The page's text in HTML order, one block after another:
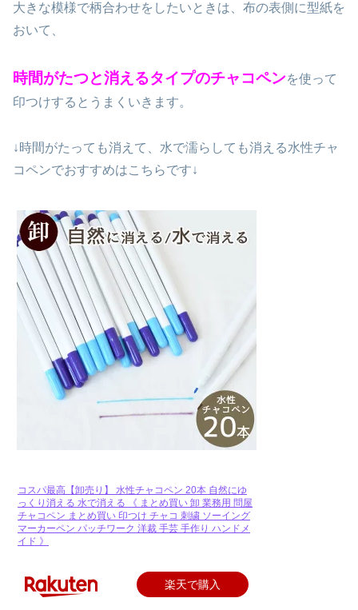
大きな模様で柄合わせをしたいときは、布の表側に型紙を
おいて、
時間がたつと消えるタイプのチャコペンを使って
印つけするとうまくいきます。
↓時間がたっても消えて、水で濡らしても消える水性チャ
コペンでおすすめはこちらです↓
コスパ最高【卸売り】 水性チャコペン 20本 自然にゆ
っくり消える 水で消える 《 まとめ買い 卸 業務用 問屋
チャコペン まとめ買い 印つけ チャコ 刺繍 ソーイング
マーカーペン パッチワーク 洋裁 手芸 手作り ハンドメ
イド 》
楽天で購入